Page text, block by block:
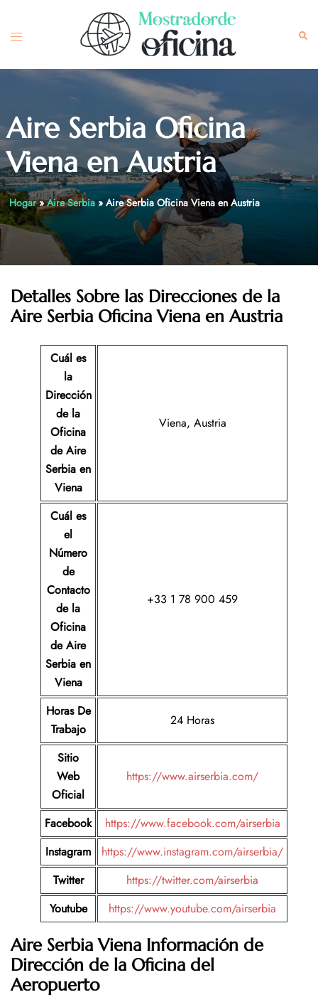
content
Toggle
Aire Serbia Oficina
Viena en Austria
Hogar»Aire Serbia» Aire Serbia Oficina Viena en Austria
Detalles Sobre las Direcciones de la
Aire Serbia Oficina Viena en Austria
Cuál es
la
Dirección
de la
Oficina
de Aire
Serbia en
Viena
Viena, Austria
Cuál es
el
Número
de
Contacto
de la
Oficina
de Aire
Serbia en
Viena
+33 1 78 900 459
Horas De
Trabajo
24 Horas
Sitio
Web
Oficial
https://www.airserbia.com/
Facebook
https://www.facebook.com/airserbia
Instagram
https://www.instagram.com/airserbia/
Twitter
https://twitter.com/airserbia
Youtube
https://www.youtube.com/airserbia
Aire Serbia Viena Información de
Dirección de la Oficina del
Aeropuerto